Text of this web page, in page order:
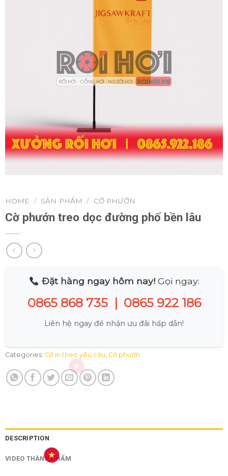
HOME / SẢN PHẨM / CỜ PHƯỚN
Cờ phướn treo dọc đường phố bền lâu
Đặt hàng ngay hôm nay!Gọi ngay:
0865 868 735| 0865 922 186
Liên hệ ngay để nhận ưu đãi hấp dẫn!
Categories: Cờ in theo yêu cầu, Cờ phướn
DESCRIPTION
VIDEO THÀNH PHẨM